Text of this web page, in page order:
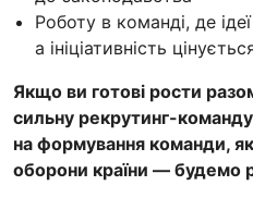
Роботу в команді, де
а ініціативність
Якщо ви готові рости
сильну рекрутинг-
на формування команди,
оборони країни — будемо